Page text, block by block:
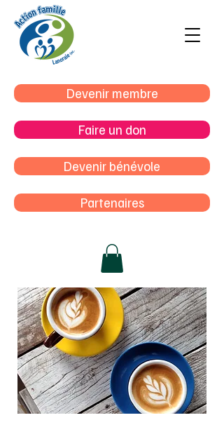
Devenir membre
Faire un don
Devenir bénévole
Partenaires